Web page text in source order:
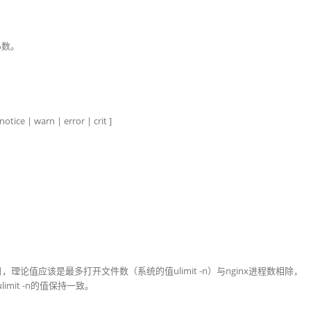
。
| warn | error | crit ]
理论值应该是最多打开文件数（系统的值ulimit -n）与nginx进程数相除，
-n的值保持一致。